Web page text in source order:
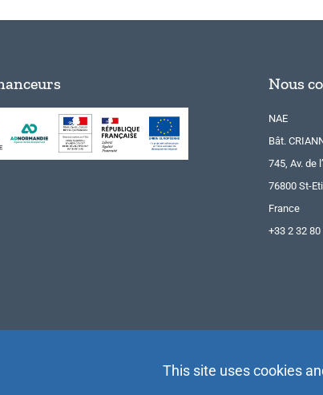
Nous
NAE
Bât.
745, Av. de
76800 St-
France
+33 2 32 80
This site uses cookies